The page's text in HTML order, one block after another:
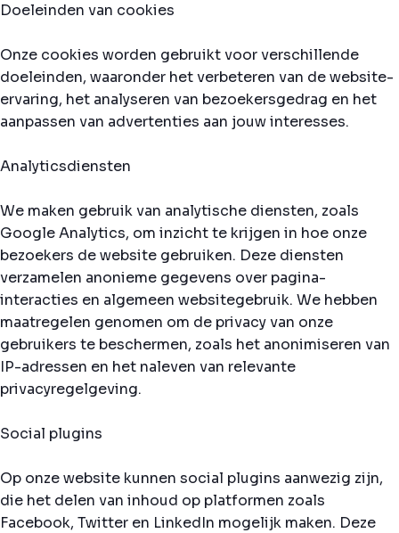
Doeleinden van cookies
Onze cookies worden gebruikt voor verschillende
doeleinden, waaronder het verbeteren van de website-
ervaring, het analyseren van bezoekersgedrag en het
aanpassen van advertenties aan jouw interesses.
Analyticsdiensten
We maken gebruik van analytische diensten, zoals
Google Analytics, om inzicht te krijgen in hoe onze
bezoekers de website gebruiken. Deze diensten
verzamelen anonieme gegevens over pagina-
interacties en algemeen websitegebruik. We hebben
maatregelen genomen om de privacy van onze
gebruikers te beschermen, zoals het anonimiseren van
IP-adressen en het naleven van relevante
privacyregelgeving.
Social plugins
Op onze website kunnen social plugins aanwezig zijn,
die het delen van inhoud op platformen zoals
Facebook, Twitter en LinkedIn mogelijk maken. Deze